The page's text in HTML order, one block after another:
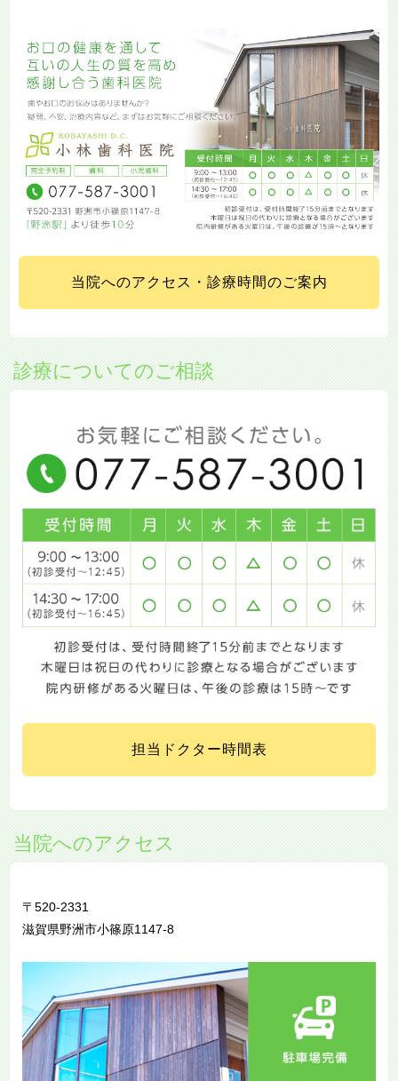
当院へのアクセス・診療時間のご案内
診療についてのご相談
担当ドクター時間表
当院へのアクセス
〒520-2331
滋賀県野洲市小篠原1147-8